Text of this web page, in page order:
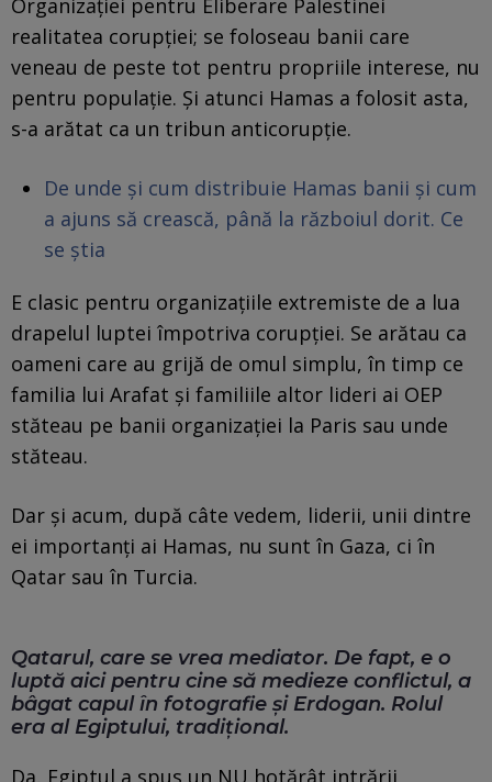
realitatea corupției; se foloseau banii care
veneau de peste tot pentru propriile interese, nu
pentru populație. Și atunci Hamas a folosit asta,
s-a arătat ca un tribun anticorupție.
De unde și cum distribuie Hamas banii și cum
a ajuns să crească, până la războiul dorit. Ce
se știa
E clasic pentru organizațiile extremiste de a lua
drapelul luptei împotriva corupției. Se arătau ca
oameni care au grijă de omul simplu, în timp ce
familia lui Arafat și familiile altor lideri ai OEP
stăteau pe banii organizației la Paris sau unde
stăteau.
Dar și acum, după câte vedem, liderii, unii dintre
ei importanți ai Hamas, nu sunt în Gaza, ci în
Qatar sau în Turcia.
Qatarul, care se vrea mediator. De fapt, e o
luptă aici pentru cine să medieze conflictul, a
bâgat capul în fotografie și Erdogan. Rolul
era al Egiptului, tradițional.
Da, Egiptul a spus un NU hotărât intrării